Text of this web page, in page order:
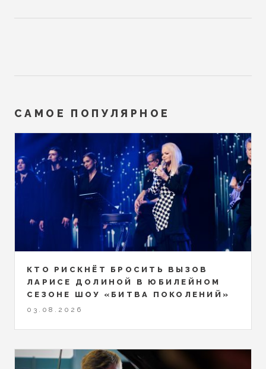
САМОЕ ПОПУЛЯРНОЕ
КТО РИСКНЁТ БРОСИТЬ ВЫЗОВ
ЛАРИСЕ ДОЛИНОЙ В ЮБИЛЕЙНОМ
СЕЗОНЕ ШОУ «БИТВА ПОКОЛЕНИЙ»
03.08.2026